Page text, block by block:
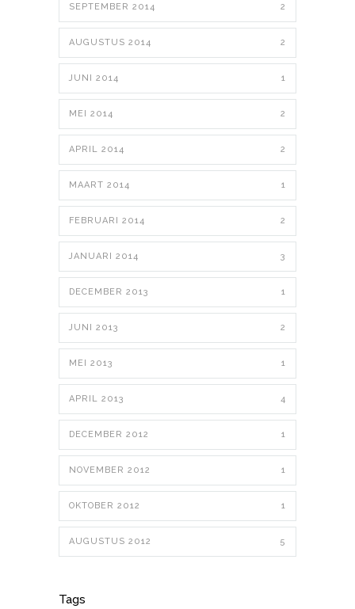
SEPTEMBER 2014 2
AUGUSTUS 2014 2
JUNI 2014 1
MEI 2014 2
APRIL 2014 2
MAART 2014 1
FEBRUARI 2014 2
JANUARI 2014 3
DECEMBER 2013 1
JUNI 2013 2
MEI 2013 1
APRIL 2013 4
DECEMBER 2012 1
NOVEMBER 2012 1
OKTOBER 2012 1
AUGUSTUS 2012 5
Tags